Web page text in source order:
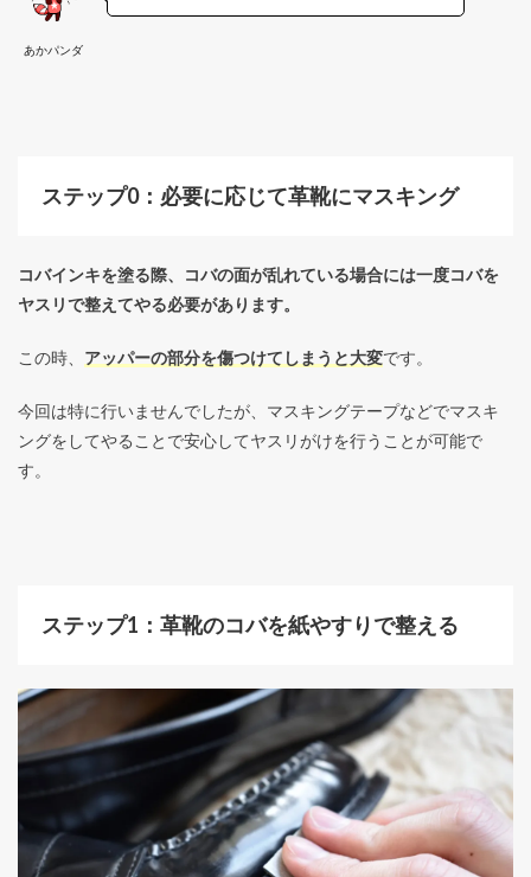
あかパンダ
ステップ0：必要に応じて革靴にマスキング
コバインキを塗る際、コバの面が乱れている場合には一度コバを
ヤスリで整えてやる必要があります。
この時、 アッパーの部分を傷つけてしまうと大変です。
今回は特に行いませんでしたが、マスキングテープなどでマスキ
ングをしてやることで安心してヤスリがけを行うことが可能で
す。
ステップ1：革靴のコバを紙やすりで整える